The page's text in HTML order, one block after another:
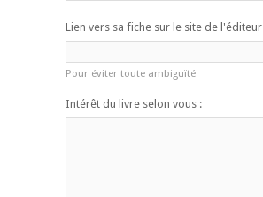
Lien vers sa fiche sur le site de l'éditeur
Pour éviter toute ambiguïté
Intérêt du livre selon vous :